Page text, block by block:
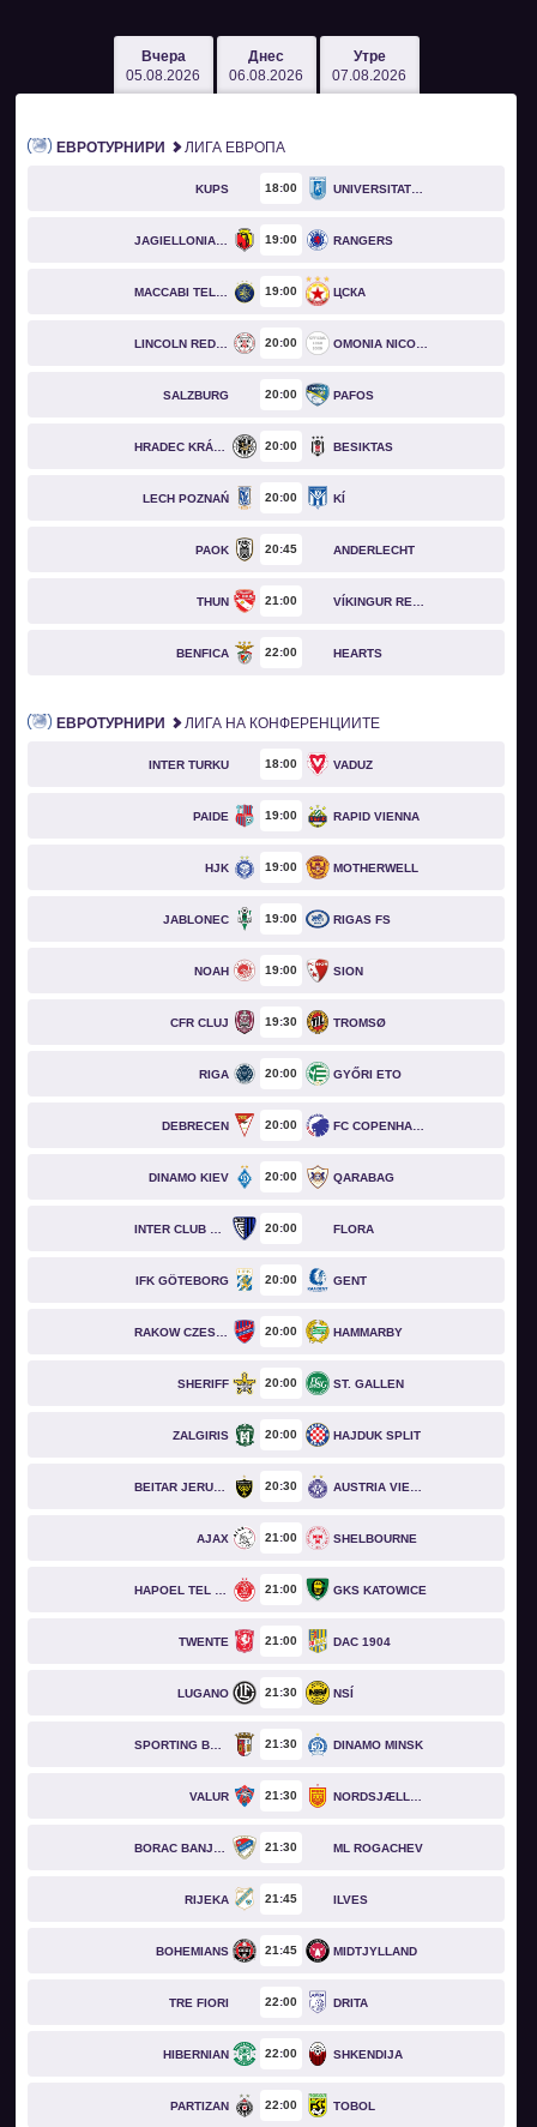
Вчера
05.08.2026
Днес
06.08.2026
Утре
07.08.2026
ЕВРОТУРНИРИ ЛИГА ЕВРОПА
KUPS 18 00 UNIVERSITATEA CRAIOVA
JAGIELLONIA BIAŁYSTOK 19 00 RANGERS
19 00 ЦСКА
LINCOLN RED IMPS 20 00 OMONIA NICOSIA
SALZBURG 20 00 PAFOS
HRADEC KRÁLOVÉ 20 00 BESIKTAS
LECH POZNAŃ 20 00 KÍ
PAOK 20 45 ANDERLECHT
THUN 21 00
BENFICA 22 00 HEARTS
ЕВРОТУРНИРИ ЛИГА НА КОНФЕРЕНЦИИТЕ
INTER TURKU 18 00 VADUZ
PAIDE 19 00 RAPID VIENNA
HJK 19 00 MOTHERWELL
JABLONEC 19 00 RIGAS FS
NOAH 19 00 SION
CFR CLUJ 19 30 TROMSØ
RIGA 20 00 GYŐRI ETO
DEBRECEN 20 00 FC COPENHAGEN
DINAMO KIEV 20 00 QARABAG
20 00 FLORA
IFK GÖTEBORG 20 00 GENT
RAKOW CZESTOCHOWA 20 00 HAMMARBY
SHERIFF 20 00 ST. GALLEN
ZALGIRIS 20 00 HAJDUK SPLIT
BEITAR JERUSALEM 20 30
AJAX 21 00 SHELBOURNE
21 00 GKS KATOWICE
TWENTE 21 00 DAC 1904
LUGANO 21 30 NSÍ
SPORTING BRAGA 21 30 DINAMO MINSK
VALUR 21 30
21 30 ML ROGACHEV
RIJEKA 21 45 ILVES
BOHEMIANS 21 45 MIDTJYLLAND
TRE FIORI 22 00 DRITA
HIBERNIAN 22 00 SHKENDIJA
PARTIZAN 22 00 TOBOL